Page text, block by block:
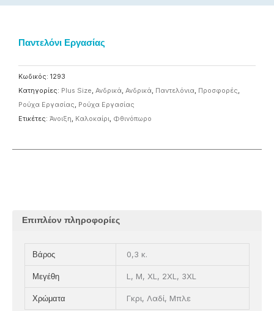
Παντελόνι Εργασίας
Κωδικός: 1293
Κατηγορίες: Plus Size Ανδρικά Ανδρικά Παντελόνια Προσφορές
Ρούχα Εργασίας
Ρούχα Εργασίας
Ετικέτες: Άνοιξη Καλοκαίρι Φθινόπωρο
Επιπλέον πληροφορίες
Βάρος 0,3 κ.
Μεγέθη L, M, XL, 2XL, 3XL
Χρώματα Γκρι, Λαδί, Μπλε